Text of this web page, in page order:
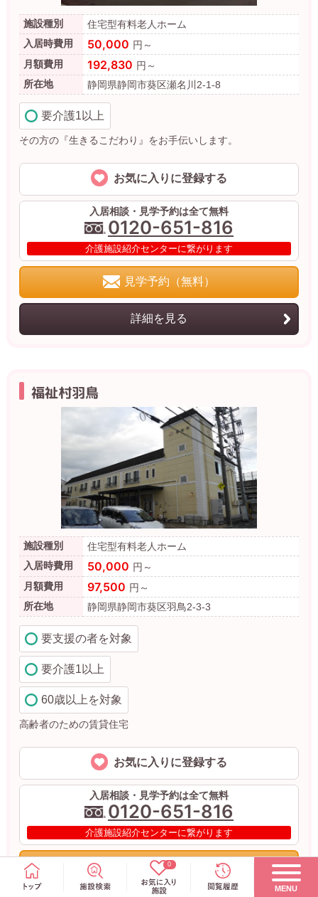
0
MENU
その方の『生きるこだわり』をお手伝いします。
施設種別
住宅型有料老人ホーム
入居時費用
50,000 円～
月額費用
192,830 円～
所在地
静岡県静岡市葵区瀬名川2-1-8
要介護1以上
お気に入りに登録する
入居相談・見学予約は全て無料
0120-651-816
介護施設紹介センターに繋がります
見学予約（無料）
詳細を見る
福祉村羽鳥
高齢者のための賃貸住宅
施設種別
住宅型有料老人ホーム
入居時費用
50,000 円～
月額費用
97,500 円～
所在地
静岡県静岡市葵区羽鳥2-3-3
要支援の者を対象
要介護1以上
60歳以上を対象
お気に入りに登録する
入居相談・見学予約は全て無料
0120-651-816
介護施設紹介センターに繋がります
見学予約（無料）